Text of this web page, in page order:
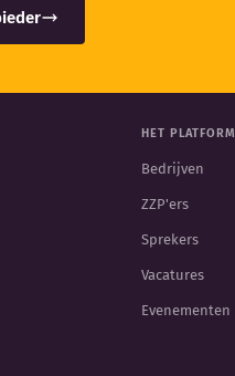
HET PLATFORM
Bedrijven
ZZP'ers
Sprekers
Vacatures
Evenementen